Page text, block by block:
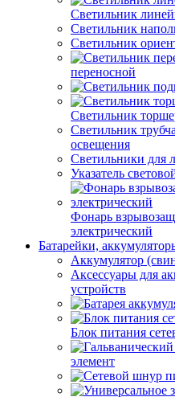
Светильник
Светильник
Светильник
переносной
Светильник
Светильник
освещения
Светильники для
Указатель
Фонарь
электрический
Батарейки,
Аккумулятор
Аксессуары для
устройств
Блок питания
элемент